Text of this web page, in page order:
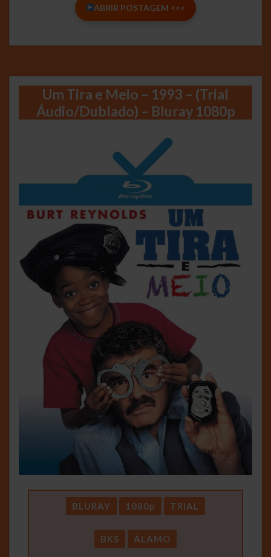
ABRIR POSTAGEM <<<
Um Tira e Meio – 1993 – (Trial
Áudio/Dublado) – Bluray 1080p
BLURAY 1080p TRIAL
BKS ÁLAMO